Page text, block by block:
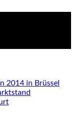
2014 in Brüssel